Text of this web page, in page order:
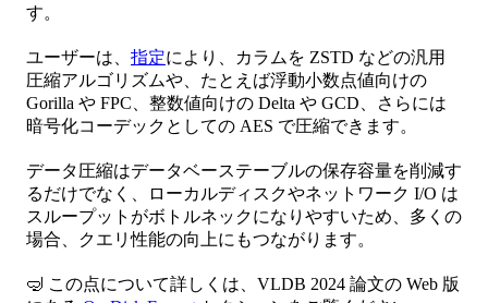
す。
ユーザーは、 指定により、カラムを ZSTD などの汎用
圧縮アルゴリズムや、たとえば浮動小数点値向けの
Gorilla や FPC、整数値向けの Delta や GCD、さらには
暗号化コーデックとしての AES で圧縮できます。
データ圧縮はデータベーステーブルの保存容量を削減す
るだけでなく、ローカルディスクやネットワーク I/O は
スループットがボトルネックになりやすいため、多くの
場合、クエリ性能の向上にもつながります。
🤿 この点について詳しくは、VLDB 2024 論文の Web 版